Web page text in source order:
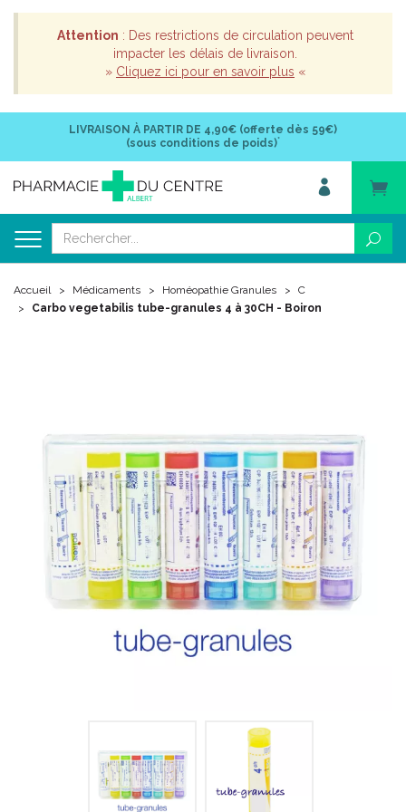
Attention : Des restrictions de circulation peuvent
impacter les délais de livraison.
» Cliquez ici pour en savoir plus «
LIVRAISON À PARTIR DE 4,90€ (offerte dès 59€)
(sous conditions de poids)*
Accueil Médicaments Homéopathie Granules
C
Carbo vegetabilis tube-granules 4 à 30CH - Boiron